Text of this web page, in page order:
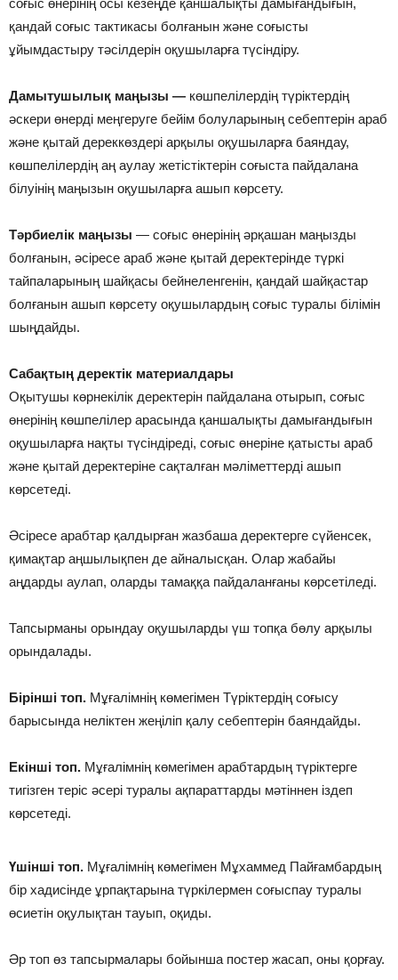
соғыс өнерінің осы кезеңде қаншалықты дамығандығын,
қандай соғыс тактикасы болғанын және соғысты
ұйымдастыру тәсілдерін оқушыларға түсіндіру.
Дамытушылық маңызы — көшпелілердің түріктердің
әскери өнерді меңгеруге бейім болуларының себептерін араб
және қытай дереккөздері арқылы оқушыларға баяндау,
көшпелілердің аң аулау жетістіктерін соғыста пайдалана
білуінің маңызын оқушыларға ашып көрсету.
Тәрбиелік маңызы — соғыс өнерінің әрқашан маңызды
болғанын, әсіресе араб және қытай деректерінде түркі
тайпаларының шайқасы бейнеленгенін, қандай шайқастар
болғанын ашып көрсету оқушылардың соғыс туралы білімін
шыңдайды.
Сабақтың деректік материалдары
Оқытушы көрнекілік деректерін пайдалана отырып, соғыс
өнерінің көшпелілер арасында қаншалықты дамығандығын
оқушыларға нақты түсіндіреді, соғыс өнеріне қатысты араб
және қытай деректеріне сақталған мәліметтерді ашып
көрсетеді.
Әсіресе арабтар қалдырған жазбаша деректерге сүйенсек,
қимақтар аңшылықпен де айналысқан. Олар жабайы
аңдарды аулап, оларды тамаққа пайдаланғаны көрсетіледі.
Тапсырманы орындау оқушыларды үш топқа бөлу арқылы
орындалады.
Бiрiншi топ. Мұғалiмнiң көмегiмен Түріктердің соғысу
барысында неліктен жеңіліп қалу себептерін баяндайды.
Екіншi топ. Мұғалiмнiң көмегiмен арабтардың түріктерге
тигізген теріс әсері туралы ақпараттарды мәтіннен іздеп
көрсетеді.
Үшінші топ. Мұғалімнің көмегімен Мұхаммед Пайғамбардың
бір хадисінде ұрпақтарына түркілермен соғыспау туралы
өсиетін оқулықтан тауып, оқиды.
Әр топ өз тапсырмалары бойынша постер жасап, оны қорғау.